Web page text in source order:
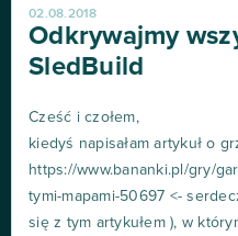
02.08.2018
Odkrywajmy
SledBuild
Cześć i czołem,
kiedyś napisałam artykuł o
https://www.bananki.pl/gry/
tymi-mapami-50697 <-
się z tym artykułem ), w